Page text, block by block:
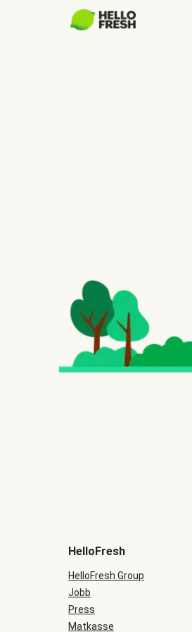
HelloFresh
HelloFresh Group
Jobb
Press
Matkasse